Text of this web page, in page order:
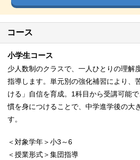
コース
小学生コース
少人数制のクラスで、一人ひとりの理解
指導します。単元別の強化補習により、
ける」自信を育成。1科目から受講可能
慣を身につけることで、中学進学後の大
す。
＜対象学年＞小3～6
＜授業形式＞集団指導